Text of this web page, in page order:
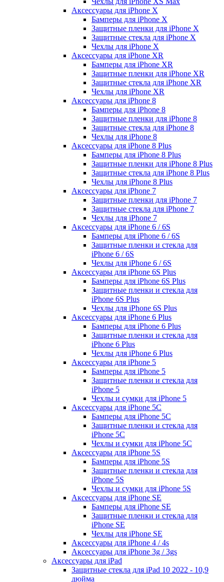
Аксессуары для iPhone X
Бамперы для iPhone X
Защитные пленки для iPhone X
Защитные стекла для iPhone X
Чехлы для iPhone X
Аксессуары для iPhone XR
Бамперы для iPhone XR
Защитные пленки для iPhone XR
Защитные стекла для iPhone XR
Чехлы для iPhone XR
Аксессуары для iPhone 8
Бамперы для iPhone 8
Защитные пленки для iPhone 8
Защитные стекла для iPhone 8
Чехлы для iPhone 8
Аксессуары для iPhone 8 Plus
Бамперы для iPhone 8 Plus
Защитные пленки для iPhone 8 Plus
Защитные стекла для iPhone 8 Plus
Чехлы для iPhone 8 Plus
Аксессуары для iPhone 7
Защитные пленки для iPhone 7
Защитные стекла для iPhone 7
Чехлы для iPhone 7
Аксессуары для iPhone 6 / 6S
Бамперы для iPhone 6 / 6S
Защитные пленки и стекла для
iPhone 6 / 6S
Чехлы для iPhone 6 / 6S
Аксессуары для iPhone 6S Plus
Бамперы для iPhone 6S Plus
Защитные пленки и стекла для
iPhone 6S Plus
Чехлы для iPhone 6S Plus
Аксессуары для iPhone 6 Plus
Бамперы для iPhone 6 Plus
Защитные пленки и стекла для
iPhone 6 Plus
Чехлы для iPhone 6 Plus
Аксессуары для iPhone 5
Бамперы для iPhone 5
Защитные пленки и стекла для
iPhone 5
Чехлы и сумки для iPhone 5
Аксессуары для iPhone 5C
Бамперы для iPhone 5C
Защитные пленки и стекла для
iPhone 5C
Чехлы и сумки для iPhone 5C
Аксессуары для iPhone 5S
Бамперы для iPhone 5S
Защитные пленки и стекла для
iPhone 5S
Чехлы и сумки для iPhone 5S
Аксессуары для iPhone SE
Бамперы для iPhone SE
Защитные пленки и стекла для
iPhone SE
Чехлы для iPhone SE
Аксессуары для iPhone 4 / 4s
Аксессуары для iPhone 3g / 3gs
Аксессуары для iPad
Защитные стекла для iPad 10 2022 - 10,9
дюйма